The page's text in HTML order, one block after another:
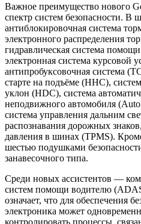
Важное преимущество нового
спектр систем безопасности. В
антиблокировочная система
электронного распределения
гидравлическая система
электронная система курсовой
антипробуксовочная система
старте на подъёме (HHC),
уклон (HDC), система
неподвижного автомобиля
система управления дальним
распознавания дорожных
давления в шинах (TPMS).
шестью подушками
занавесочного типа.
Среди новых ассистентов —
систем помощи водителю
означает, что для обеспечения
электроника может
контролировать процессы,